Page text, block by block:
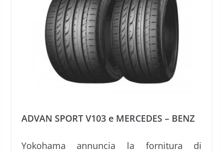
ADVAN SPORT V103 e MERCEDES – BENZ
Yokohama annuncia la fornitura di